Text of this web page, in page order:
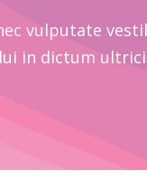
vulputate
in dictum